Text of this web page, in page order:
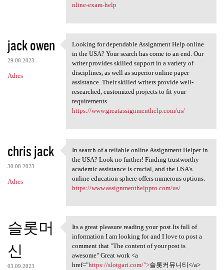
nline-exam-help
jack owen
29.08.2023
Adres
Looking for dependable
Looking for dependable Assignment Help online
in the USA? Your search has come to an end. Our
writer provides skilled support in a variety of
disciplines, as well as superior online paper
assistance. Their skilled writers provide well-
researched, customized projects to fit your
requirements.
https://www.greatassignmenthelp.com/us/
chris jack
30.08.2023
Adres
In search of a reliable
In search of a reliable online Assignment Helper in
the USA? Look no further! Finding trustworthy
academic assistance is crucial, and the USA's
online education sphere offers numerous options.
https://www.assignmenthelppro.com/us/
슬롯머
신
03.09.2023
Its a great pleasure reading
Its a great pleasure reading your post.Its full of
information I am looking for and I love to post a
comment that "The content of your post is
awesome" Great work <a
href="https://slotgari.com/">슬롯커뮤니티</a>